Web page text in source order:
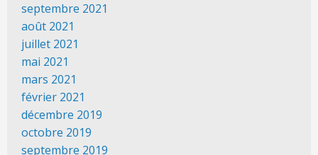
septembre 2021
août 2021
juillet 2021
mai 2021
mars 2021
février 2021
décembre 2019
octobre 2019
septembre 2019